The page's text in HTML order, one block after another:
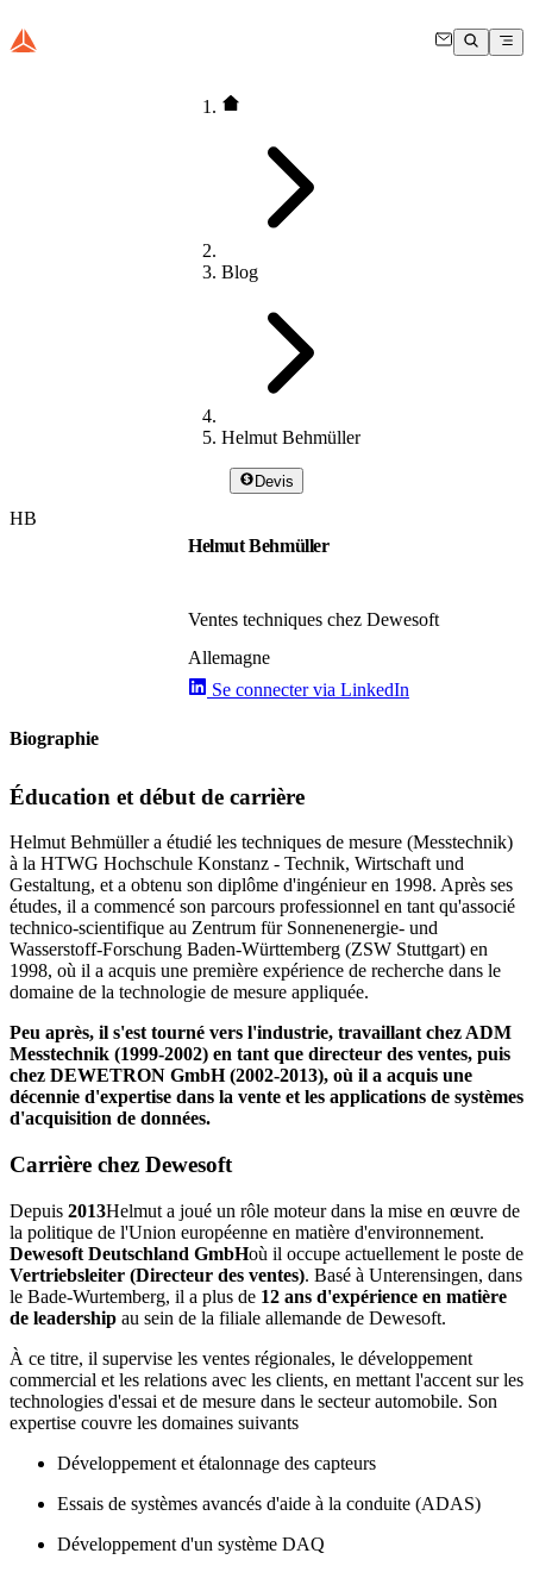
Blog
Helmut Behmüller
Devis
HB
Helmut Behmüller
Ventes techniques chez Dewesoft
Allemagne
Se connecter via LinkedIn
Biographie
Éducation et début de carrière
Helmut Behmüller a étudié les techniques de mesure (Messtechnik)
à la HTWG Hochschule Konstanz - Technik, Wirtschaft und
Gestaltung, et a obtenu son diplôme d'ingénieur en 1998. Après ses
études, il a commencé son parcours professionnel en tant qu'associé
technico-scientifique au Zentrum für Sonnenenergie- und
Wasserstoff-Forschung Baden-Württemberg (ZSW Stuttgart) en
1998, où il a acquis une première expérience de recherche dans le
domaine de la technologie de mesure appliquée.
Peu après, il s'est tourné vers l'industrie, travaillant chez ADM
Messtechnik (1999-2002) en tant que directeur des ventes, puis
chez DEWETRON GmbH (2002-2013), où il a acquis une
décennie d'expertise dans la vente et les applications de systèmes
d'acquisition de données.
Carrière chez Dewesoft
Depuis 2013Helmut a joué un rôle moteur dans la mise en œuvre de
la politique de l'Union européenne en matière d'environnement.
Dewesoft Deutschland GmbHoù il occupe actuellement le poste de
Vertriebsleiter (Directeur des ventes). Basé à Unterensingen, dans
le Bade-Wurtemberg, il a plus de 12 ans d'expérience en matière
de leadership au sein de la filiale allemande de Dewesoft.
À ce titre, il supervise les ventes régionales, le développement
commercial et les relations avec les clients, en mettant l'accent sur les
technologies d'essai et de mesure dans le secteur automobile. Son
expertise couvre les domaines suivants
Développement et étalonnage des capteurs
Essais de systèmes avancés d'aide à la conduite (ADAS)
Développement d'un système DAQ